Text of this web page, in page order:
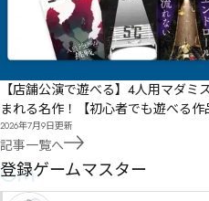
【店舗公演で遊べる】4人用マダ
まれる名作！【初心者でも遊べる作
2026年7月9日更新
記事一覧へ
GM
登録ゲームマスター